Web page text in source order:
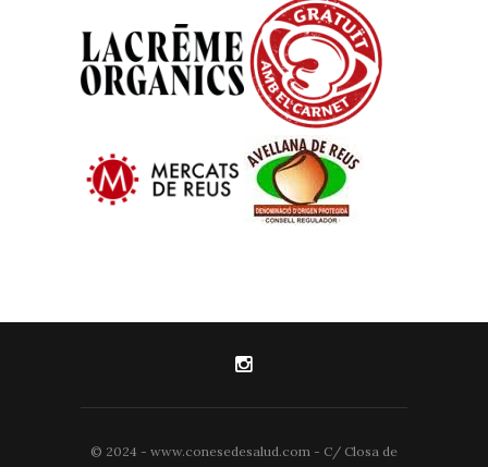
© 2024 - www.conesedesalud.com - C/ Closa de